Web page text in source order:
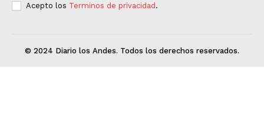
Acepto los Terminos de privacidad.
© 2024 Diario los Andes. Todos los derechos reservados.